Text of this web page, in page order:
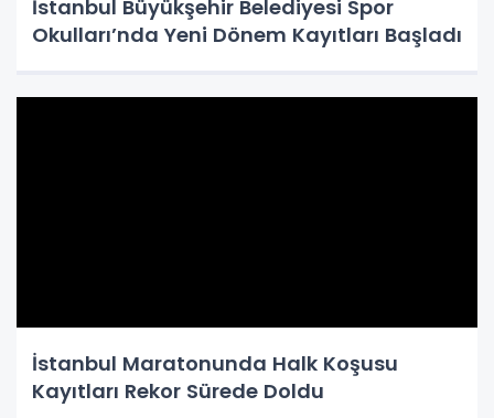
İstanbul Büyükşehir Belediyesi Spor
Okulları’nda Yeni Dönem Kayıtları Başladı
İstanbul Maratonunda Halk Koşusu
Kayıtları Rekor Sürede Doldu